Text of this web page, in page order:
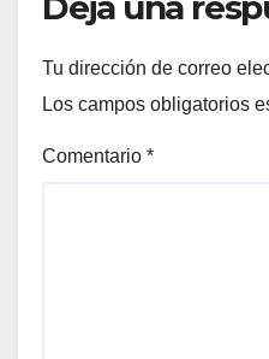
Tu dirección de correo
Los campos obligatorios
Comentario *